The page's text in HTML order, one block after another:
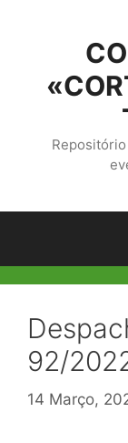
conteúdo
92/
14 Março,